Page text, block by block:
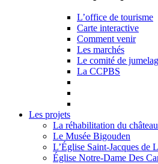
L’office de tourisme
Carte interactive
Comment venir
Les marchés
Le comité de
La CCPBS
Les projets
La réhabilitation du
Le Musée Bigouden
L’Église Saint-Jacques de
Église Notre-Dame Des